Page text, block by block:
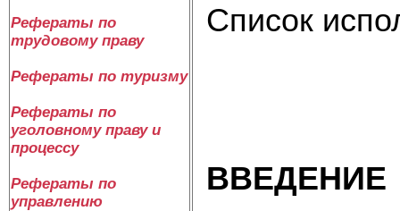
Рефераты по
трудовому праву
Рефераты по туризму
Рефераты по
уголовному праву и
процессу
Рефераты по
управлению
Список
ВВЕДЕНИЕ